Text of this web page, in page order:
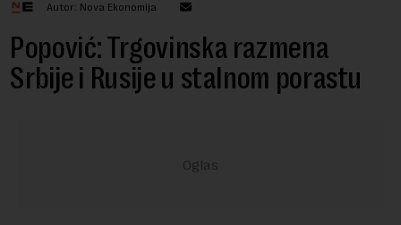
Autor: Nova Ekonomija
Popović: Trgovinska razmena
Srbije i Rusije u stalnom porastu